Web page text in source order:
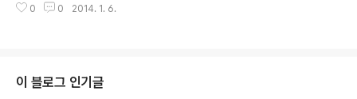
다. 솔직히 말하자면 기본 제공 프로그램 설치가 귀찮았다.
한다면 포토샵만으로도 가능할 수도 있지 않을까 싶긴 한
데-기본 작업은 제공 프로그램을 쓰는 것이 작업 효율이 괜
0 0 2014. 1. 6.
이 블로그 인기글